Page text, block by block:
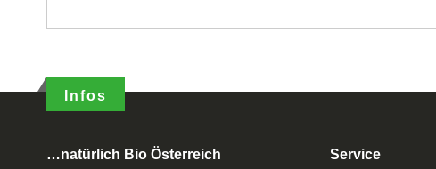
Infos
…natürlich Bio Österreich Service